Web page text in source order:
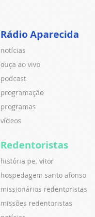
Rádio Aparecida
notícias
ouça ao vivo
podcast
programação
programas
vídeos
Redentoristas
história pe. vitor
hospedagem santo afonso
missionários redentoristas
missões redentoristas